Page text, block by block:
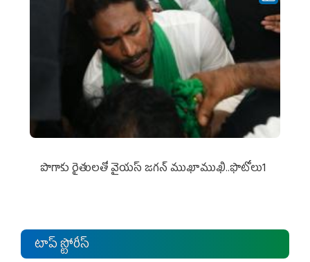
పొగాకు రైతుల‌తో వైయ‌స్ జ‌గ‌న్ ముఖాముఖి..ఫొటోలు1
టాప్ స్టోరీస్